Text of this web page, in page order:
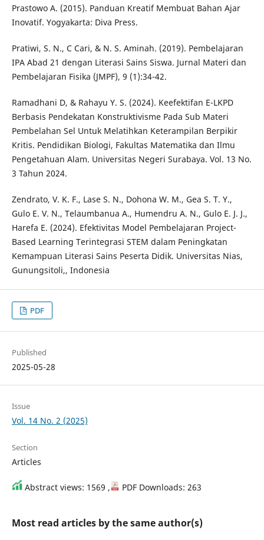
Prastowo A. (2015). Panduan Kreatif Membuat Bahan Ajar
Inovatif. Yogyakarta: Diva Press.
Pratiwi, S. N., C Cari, & N. S. Aminah. (2019). Pembelajaran
IPA Abad 21 dengan Literasi Sains Siswa. Jurnal Materi dan
Pembelajaran Fisika (JMPF), 9 (1):34-42.
Ramadhani D, & Rahayu Y. S. (2024). Keefektifan E-LKPD
Berbasis Pendekatan Konstruktivisme Pada Sub Materi
Pembelahan Sel Untuk Melatihkan Keterampilan Berpikir
Kritis. Pendidikan Biologi, Fakultas Matematika dan Ilmu
Pengetahuan Alam. Universitas Negeri Surabaya. Vol. 13 No.
3 Tahun 2024.
Zendrato, V. K. F., Lase S. N., Dohona W. M., Gea S. T. Y.,
Gulo E. V. N., Telaumbanua A., Humendru A. N., Gulo E. J. J.,
Harefa E. (2024). Efektivitas Model Pembelajaran Project-
Based Learning Terintegrasi STEM dalam Peningkatan
Kemampuan Literasi Sains Peserta Didik. Universitas Nias,
Gunungsitoli,, Indonesia
PDF
Published
2025-05-28
Issue
Vol. 14 No. 2 (2025)
Section
Articles
Abstract views: 1569 , PDF Downloads: 263
Most read articles by the same author(s)